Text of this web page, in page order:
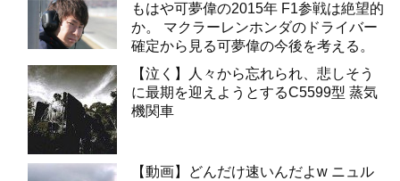
もはや可夢偉の2015年 F1参戦は絶望的
か。 マクラーレンホンダのドライバー
確定から見る可夢偉の今後を考える。
【泣く】人々から忘れられ、悲しそう
に最期を迎えようとするC5599型 蒸気
機関車
【動画】どんだけ速いんだよw ニュル